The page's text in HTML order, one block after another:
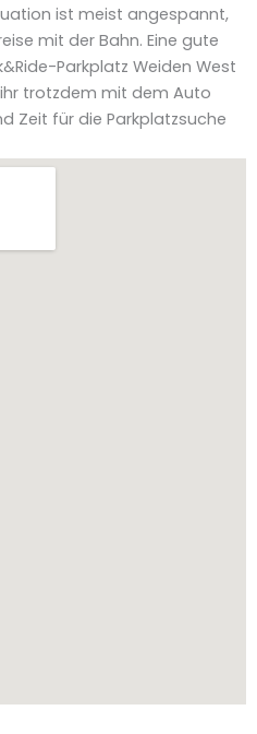
ist meist angespannt,
mit der Bahn. Eine gute
Parkplatz Weiden West
ihr trotzdem mit dem Auto
Zeit für die Parkplatzsuche